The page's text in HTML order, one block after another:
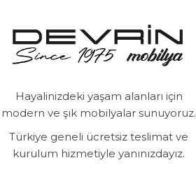
Hayalinizdeki yaşam alanları için
modern ve şık mobilyalar sunuyoruz.
Türkiye geneli ücretsiz teslimat ve
kurulum hizmetiyle yanınızdayız.